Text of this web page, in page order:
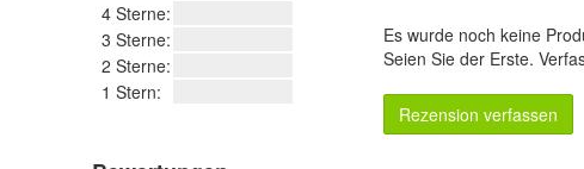
4 Sterne:
3 Sterne:
2 Sterne:
1 Stern:
Es wurde noch keine
Seien Sie der Erste.
Rezension verfassen